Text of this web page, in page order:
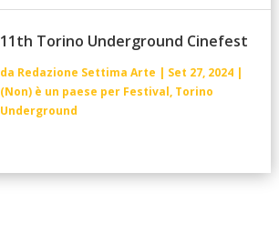
11th Torino Underground Cinefest
da Redazione Settima Arte | Set 27, 2024|
(Non) è un paese per Festival, Torino
Underground